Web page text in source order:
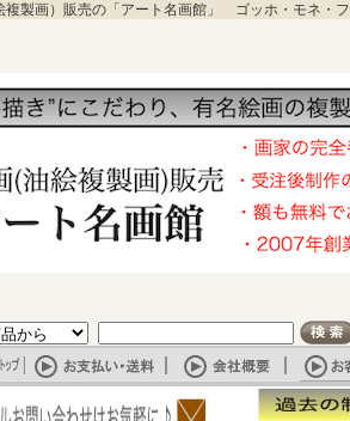
複製画）販売の「アート名画館」 ゴッホ・モネ・